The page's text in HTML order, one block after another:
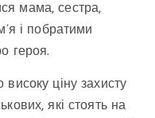
мама, сестра,
і побратими
героя.
ціну захисту
які стоять на